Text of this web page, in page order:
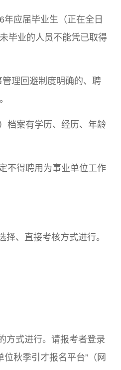
年应届毕业生（正在全日
毕业的人员不能凭已取得
管理回避制度明确的、聘
档案有学历、经历、年龄
不得聘用为事业单位工作
择、直接考核方式进行。
方式进行。请报考者登录
位秋季引才报名平台”（网